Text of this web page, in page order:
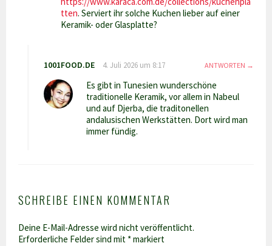
tten. Serviert ihr solche Kuchen lieber auf einer
Keramik- oder Glasplatte?
1001FOOD.DE 4. Juli 2026 um 8:17 ANTWORTEN
Es gibt in Tunesien wunderschöne
traditionelle Keramik, vor allem in Nabeul
und auf Djerba, die traditonellen
andalusischen Werkstätten. Dort wird man
immer fündig.
SCHREIBE EINEN KOMMENTAR
Deine E-Mail-Adresse wird nicht veröffentlicht.
Erforderliche Felder sind mit *markiert